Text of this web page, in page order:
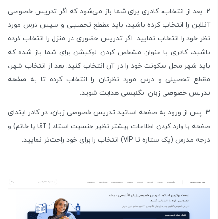
۲. بعد از انتخاب، کادری برای شما باز می‌شود که اگر تدریس خصوصی
آنلاین را انتخاب کرده باشید، باید مقطع تحصیلی و سپس درس مورد
نظر خود را انتخاب نمایید. اگر تدریس حضوری در منزل را انتخاب کرده
باشید، کادری با عنوان مشخص کردن لوکیشن برای شما باز شده که
باید شهر محل سکونت خود را در آن انتخاب کنید. بعد از انتخاب شهر،
مقطع تحصیلی و درس مورد نظرتان را انتخاب کرده تا به صفحه
تدریس خصوصی زبان انگلیسی هدایت شوید.
۳. پس از ورود به صفحه اساتید تدریس خصوصی زبان، در کادر ابتدای
صفحه با وارد کردن اطلاعات بیشتر نظیر جنسیت استاد ( آقا یا خانم) و
درجه مدرس (یک ستاره تا VIP) انتخاب را برای خود راحت‌تر نمایید.